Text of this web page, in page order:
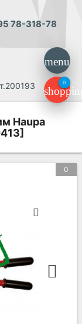
78-318-78
menu
0
Haupa
0